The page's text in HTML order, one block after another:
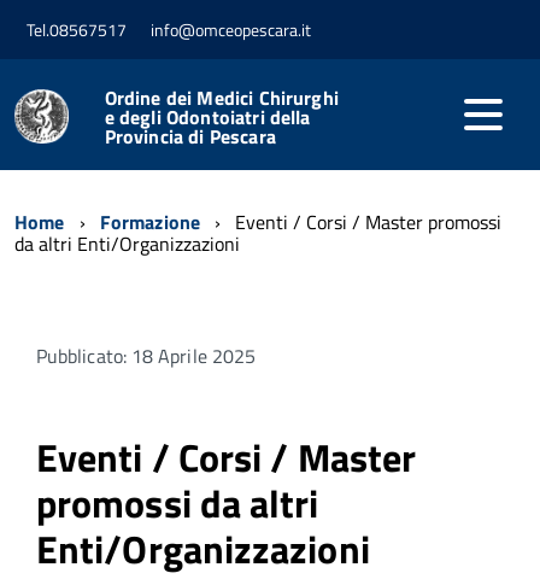
Tel.08567517 info@omceopescara.it
Ordine dei Medici Chirurghi
e degli Odontoiatri della
Provincia di Pescara
Home Formazione Eventi / Corsi / Master promossi
da altri Enti/Organizzazioni
Pubblicato: 18 Aprile 2025
Eventi / Corsi / Master
promossi da altri
Enti/Organizzazioni